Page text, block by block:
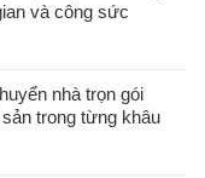
và công sức
nhà trọn gói
trong từng khâu